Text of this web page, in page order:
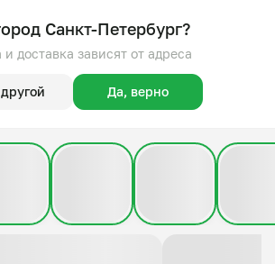
Санкт-Петербург?
доставка зависят от адреса
Да, верно